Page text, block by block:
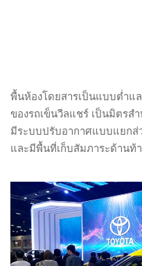
พื้นห้องโดยสารเป็นแบบต่ำแล
ของรถเข็นวีลแชร์ เป็นมิตรส
มีระบบปรับอากาศแบบแยกส่
และมีพื้นที่เก็บสัมภาระด้านท้